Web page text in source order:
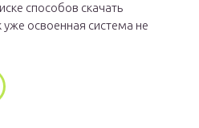
способов скачать
освоенная система не